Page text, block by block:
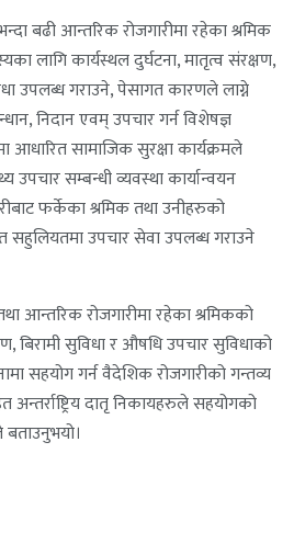
बढी आन्तरिक रोजगारीमा रहेका श्रमिक
लागि कार्यस्थल दुर्घटना, मातृत्व संरक्षण,
उपलब्ध गराउने, पेसागत कारणले लाग्ने
निदान एवम् उपचार गर्न विशेषज्ञ
आधारित सामाजिक सुरक्षा कार्यक्रमले
उपचार सम्बन्धी व्यवस्था कार्यान्वयन
फर्केका श्रमिक तथा उनीहरुको
सहुलियतमा उपचार सेवा उपलब्ध गराउने
आन्तरिक रोजगारीमा रहेका श्रमिकको
बिरामी सुविधा र औषधि उपचार सुविधाको
सहयोग गर्न वैदेशिक रोजगारीको गन्तव्य
अन्तर्राष्ट्रिय दातृ निकायहरुले सहयोगको
बताउनुभयो।